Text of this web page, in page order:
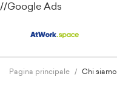
//Google Ads
Pagina principale Chi siamo